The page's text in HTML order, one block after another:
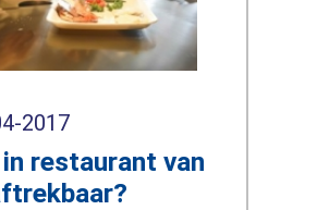
2017
restaurant van